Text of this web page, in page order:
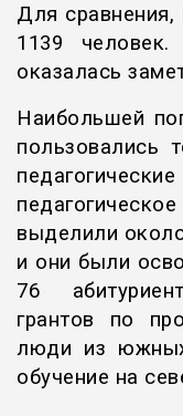
Для сравнения,
1139
оказалась
Наибольшей
пользовались
выделили
и они были
76
грантов по
люди из
обучение на